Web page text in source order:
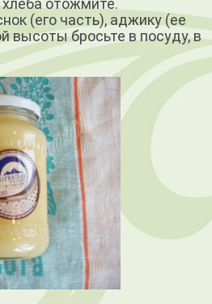
отожмите.
(его часть), аджику (ее
высоты бросьте в посуду, в